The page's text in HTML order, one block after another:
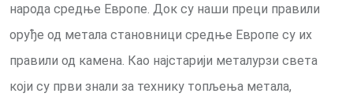
народа средње Европе. Док су наши преци правили
оруђе од метала становници средње Европе су их
правили од камена. Као најстарији металурзи света
који су први знали за технику топљења метала,